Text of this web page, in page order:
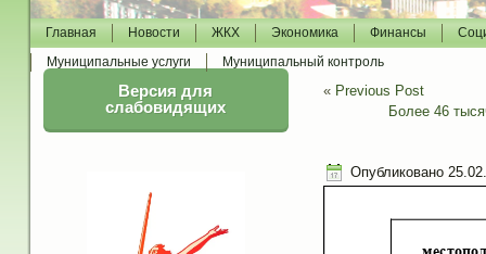
Главная Новости ЖКХ Экономика Финансы
Муниципальные услуги
Муниципальный контроль
Версия для
слабовидящих
« Previous Post
Более 46
Опубликовано